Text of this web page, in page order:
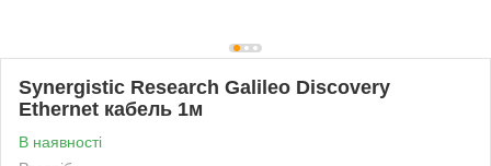
Synergistic Research Galileo Discovery
Ethernet кабель 1м
В наявності